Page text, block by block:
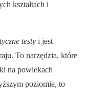
kształtach i
testy i jest
To narzędzia, które
na powiekach
poziomie, to